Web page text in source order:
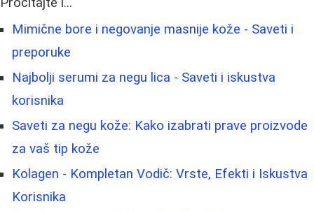
Mimične bore i negovanje masnije kože - Saveti i
preporuke
Najbolji serumi za negu lica - Saveti i iskustva
korisnika
Saveti za negu kože: Kako izabrati prave proizvode
za vaš tip kože
Kolagen - Kompletan Vodič: Vrste, Efekti i Iskustva
Korisnika